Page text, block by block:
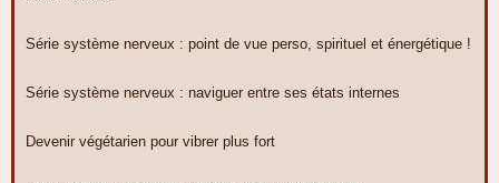
Série système nerveux : point de vue perso, spirituel et énergétique !
Série système nerveux : naviguer entre ses états internes
Devenir végétarien pour vibrer plus fort